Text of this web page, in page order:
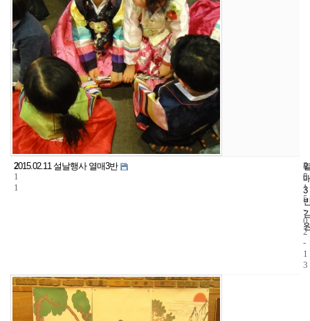
2
1
1
2015.02.11 설날행사 열매3반
3
4
5
2
0
1
5
-
0
2
-
1
3